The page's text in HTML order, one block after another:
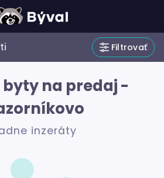
Filtrovať
byty na predaj -
inzeráty